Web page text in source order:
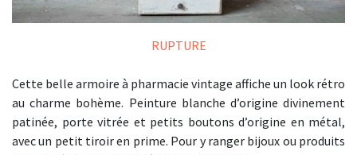
RUPTURE
Cette belle armoire à pharmacie vintage affiche un look rétro
au charme bohème. Peinture blanche d’origine divinement
patinée, porte vitrée et petits boutons d’origine en métal,
avec un petit tiroir en prime. Pour y ranger bijoux ou produits